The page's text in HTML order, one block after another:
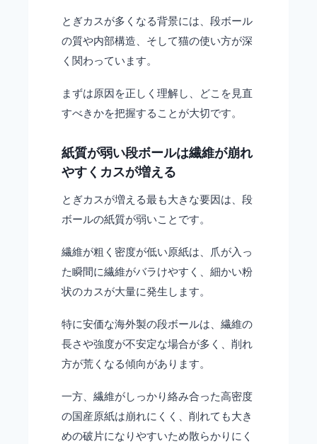
とぎカスが多くなる背景には、段ボール
の質や内部構造、そして猫の使い方が深
く関わっています。
まずは原因を正しく理解し、どこを見直
すべきかを把握することが大切です。
紙質が弱い段ボールは繊維が崩れ
やすくカスが増える
とぎカスが増える最も大きな要因は、段
ボールの紙質が弱いことです。
繊維が粗く密度が低い原紙は、爪が入っ
た瞬間に繊維がバラけやすく、細かい粉
状のカスが大量に発生します。
特に安価な海外製の段ボールは、繊維の
長さや強度が不安定な場合が多く、削れ
方が荒くなる傾向があります。
一方、繊維がしっかり絡み合った高密度
の国産原紙は崩れにくく、削れても大き
めの破片になりやすいため散らかりにく